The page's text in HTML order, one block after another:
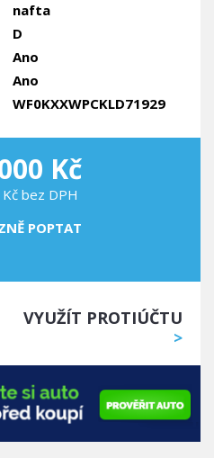
nafta
D
Ano
Ano
WF0KXXWPCKLD71929
Kč
bez DPH
POPTAT
VYUŽÍT PROTIÚČTU
>